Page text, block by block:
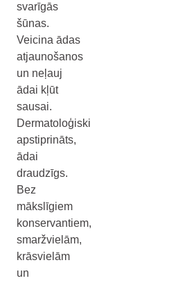
svarīgās
šūnas.
Veicina ādas
atjaunošanos
un neļauj
ādai kļūt
sausai.
Dermatoloģiski
apstiprināts,
ādai
draudzīgs.
Bez
mākslīgiem
konservantiem,
smaržvielām,
krāsvielām
un